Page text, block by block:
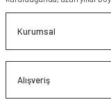
Kurumsal
Alışveriş